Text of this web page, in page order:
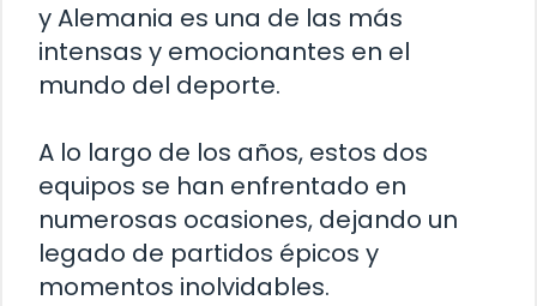
y Alemania es una de las más
intensas y emocionantes en el
mundo del deporte.
A lo largo de los años, estos dos
equipos se han enfrentado en
numerosas ocasiones, dejando un
legado de partidos épicos y
momentos inolvidables.